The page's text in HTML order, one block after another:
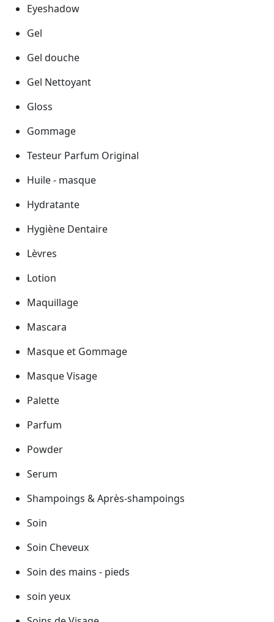
Eyeshadow
Gel
Gel douche
Gel Nettoyant
Gloss
Gommage
Testeur Parfum Original
Huile - masque
Hydratante
Hygiène Dentaire
Lèvres
Lotion
Maquillage
Mascara
Masque et Gommage
Masque Visage
Palette
Parfum
Powder
Serum
Shampoings & Après-shampoings
Soin
Soin Cheveux
Soin des mains - pieds
soin yeux